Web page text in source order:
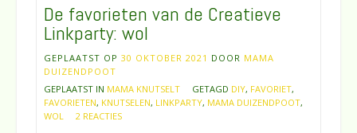
De favorieten van de Creatieve
Linkparty: wol
GEPLAATST OP 30 OKTOBER 2021 DOOR MAMA
DUIZENDPOOT
GEPLAATST IN MAMA KNUTSELT GETAGD DIY, FAVORIET,
FAVORIETEN, KNUTSELEN, LINKPARTY, MAMA DUIZENDPOOT,
WOL
2 REACTIES